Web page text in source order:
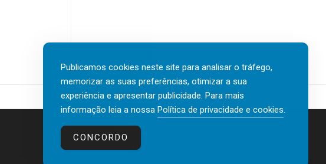
Contactos
Publicamos cookies neste site para analisar o tráfego,
memorizar as suas preferências, otimizar a sua
experiência e apresentar publicidade. Para mais
informação leia a nossa Política de privacidade e cookies.
CONCORDO